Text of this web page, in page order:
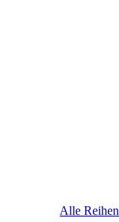
Alle Reihen